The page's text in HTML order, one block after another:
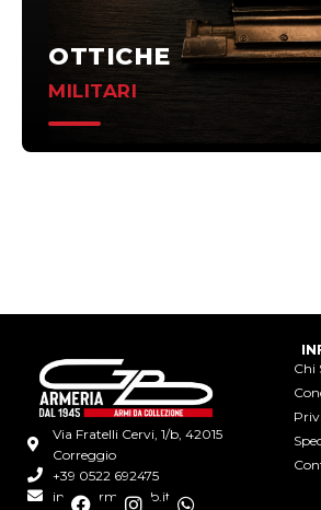
OTTICHE
MILITARI
Via Fratelli Cervi, 1/b, 42015
Correggio
+39 0522 692475
info@armeriagb.it
Chi